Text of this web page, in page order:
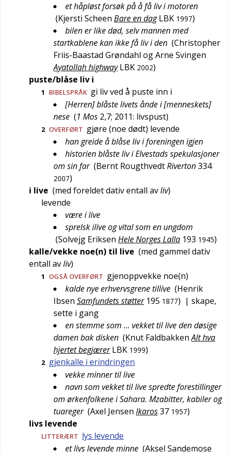
et håpløst forsøk på å få liv i motoren
(Kjersti Scheen Bare en dag LBK 1997)
bilen er like død, selv mannen med
startkablene kan ikke få liv i den (Christopher
Friis-Baastad Grøndahl og Arne Svingen
Ayatollah highway LBK 2002)
puste/blåse liv i
1 BIBELSPRÅK gi liv ved å puste inn i
[Herren] blåste livets ånde i [menneskets]
nese (1 Mos 2,7; 2011: livspust)
2 OVERFØRT gjøre (noe dødt) levende
han greide å blåse liv i foreningen igjen
historien blåste liv i Elvestads spekulasjoner
om sin far (Bernt RougthvedtRiverton334
2007)
i live (med foreldetdativ entall avliv)
levende
være i live
sprelsk ilive og vital som en ungdom
(Solvejg Eriksen Hele Norges Lalla 193 1945)
kalle/vekke noe(n) til live (med gammel dativ
entall avliv)
1 OGSÅ OVERFØRT gjenoppvekke noe(n)
kalde nye erhvervsgrene tillive (Henrik
Ibsen Samfundets støtter 195 1877) | skape,
sette i gang
en stemme som … vekket til live den døsige
damen bak disken (Knut Faldbakken Alt hva
hjertet begjærer LBK 1999)
2 gjenkalle i erindringen
vekke minner til live
navn som vekket til live spredte forestillinger
om ørkenfolkene i Sahara. Mzabitter, kabiler og
tuareger (Axel Jensen Ikaros37 1957)
livs levende
LITTERÆRT lys levende
et livs levende minne (Aksel Sandemose